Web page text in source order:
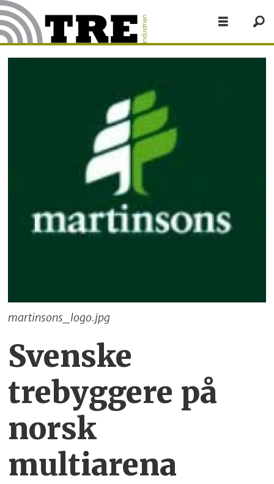
martinsons_logo.jpg
Svenske
trebyggere på
norsk
multiarena